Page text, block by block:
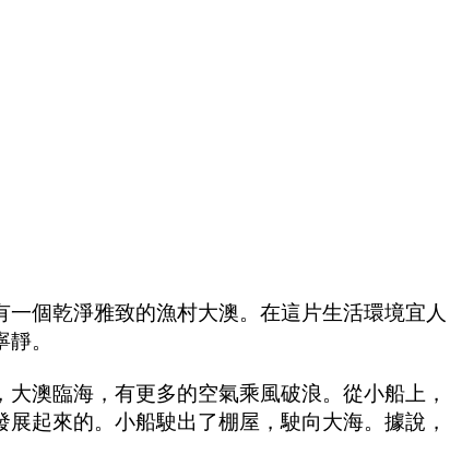
個乾淨雅致的漁村大澳。在這片生活環境宜人
靜。
澳臨海，有更多的空氣乘風破浪。從小船上，
起來的。小船駛出了棚屋，駛向大海。據說，